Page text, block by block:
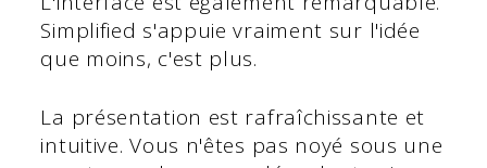
Simplified s'appuie vraiment sur l'idée
que moins, c'est plus.
La présentation est rafraîchissante et
intuitive. Vous n'êtes pas noyé sous une